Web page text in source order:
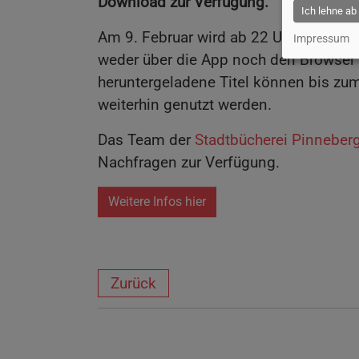
Am 9. Februar wird ab 22 Uhr der
weder über die App noch den
heruntergeladene Titel können bis
weiterhin genutzt werden.
Das Team der Stadtbücherei
Nachfragen zur Verfügung.
Weitere Infos hier
Zurück
Ich lehne ab
Impressum